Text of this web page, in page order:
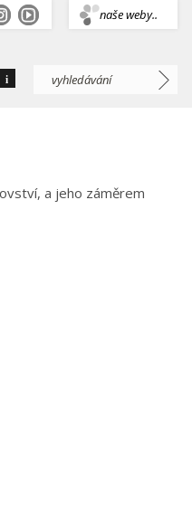
naše weby..
i
a jeho záměrem